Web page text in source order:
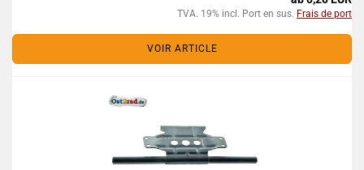
TVA. 19% incl. Port en sus. Frais de port
VOIR ARTICLE